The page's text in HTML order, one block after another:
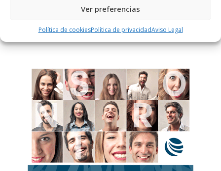
Ver preferencias
Política de cookiesPolítica de privacidadAviso Legal
PUBLICIDAD